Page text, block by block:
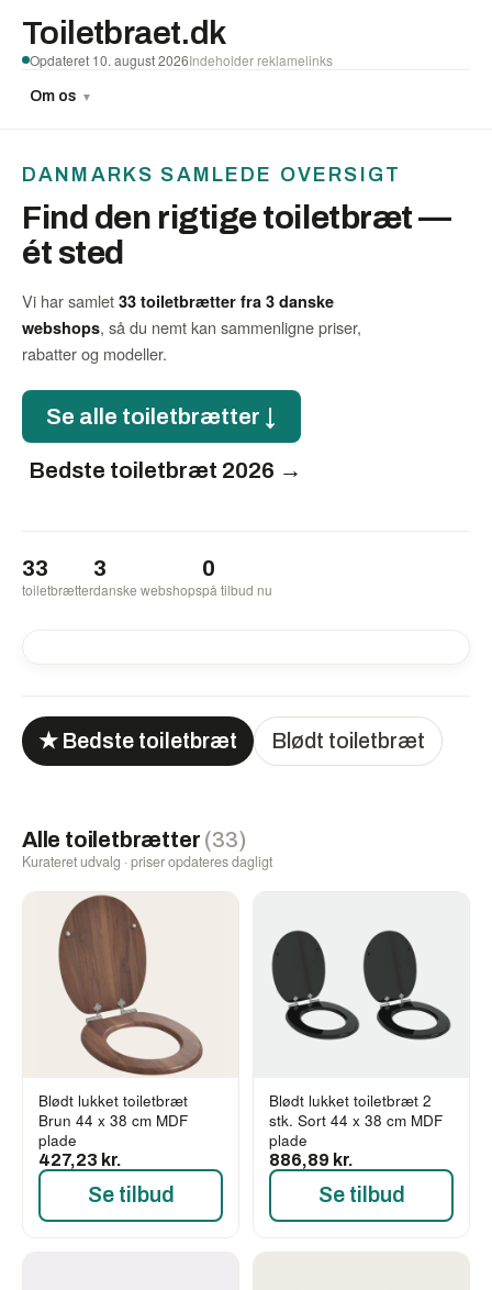
Toiletbraet.dk
Om os ▼
Opdateret 10. august 2026Indeholder reklamelinks
DANMARKS SAMLEDE OVERSIGT
Find den rigtige toiletbræt —
ét sted
Vi har samlet 33 toiletbrætter fra 3 danske
webshops, så du nemt kan sammenligne priser,
rabatter og modeller.
Se alle toiletbrætter ↓
Bedste toiletbræt 2026 →
33
toiletbrætter
3
danske webshops
0
på tilbud nu
★ Bedste toiletbræt Blødt toiletbræt
Alle toiletbrætter (33)
Kurateret udvalg · priser opdateres dagligt
Blødt lukket toiletbræt
Brun 44 x 38 cm MDF
plade
427,23 kr.
Se tilbud
Blødt lukket toiletbræt 2
stk. Sort 44 x 38 cm MDF
plade
886,89 kr.
Se tilbud